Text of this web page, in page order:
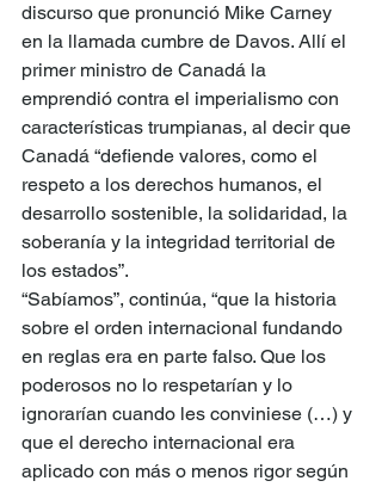
discurso que pronunció Mike Carney
en la llamada cumbre de Davos. Allí el
primer ministro de Canadá la
emprendió contra el imperialismo con
características trumpianas, al decir que
Canadá “defiende valores, como el
respeto a los derechos humanos, el
desarrollo sostenible, la solidaridad, la
soberanía y la integridad territorial de
los estados”.
“Sabíamos”, continúa, “que la historia
sobre el orden internacional fundando
en reglas era en parte falso. Que los
poderosos no lo respetarían y lo
ignorarían cuando les conviniese (…) y
que el derecho internacional era
aplicado con más o menos rigor según